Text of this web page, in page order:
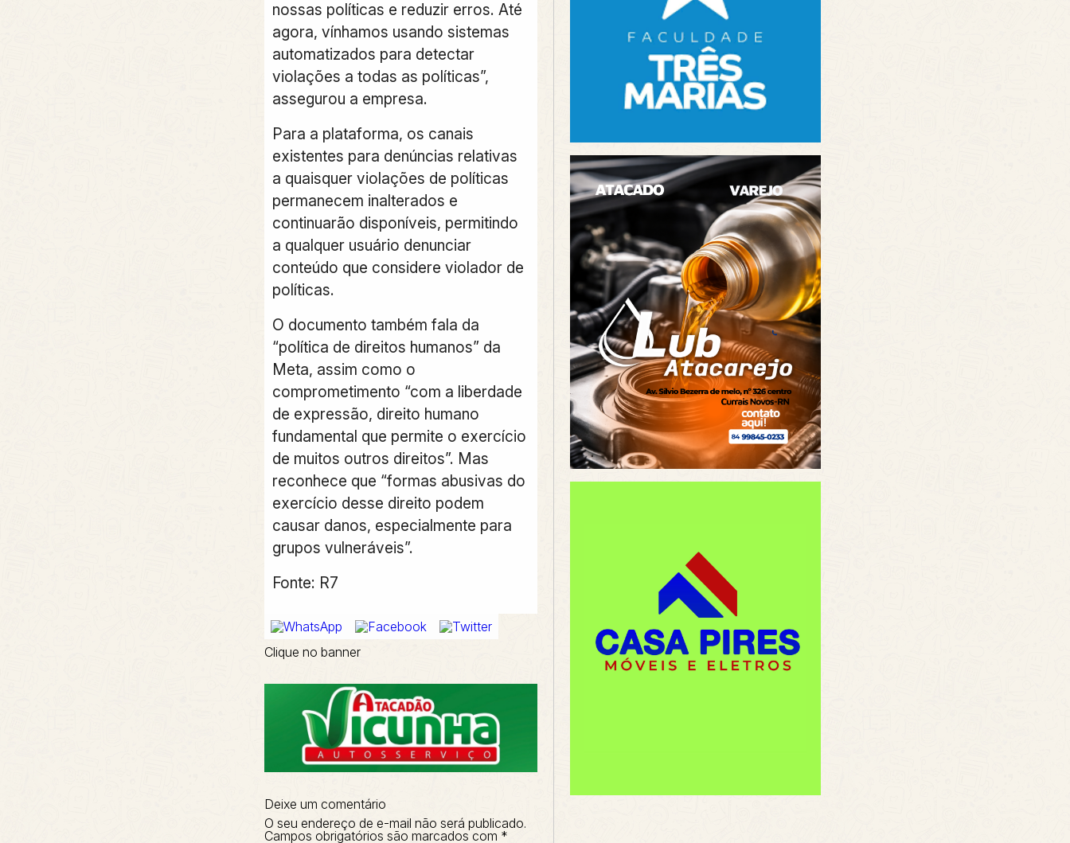
nossas políticas e reduzir erros. Até
agora, vínhamos usando sistemas
automatizados para detectar
violações a todas as políticas”,
assegurou a empresa.
Para a plataforma, os canais
existentes para denúncias relativas
a quaisquer violações de políticas
permanecem inalterados e
continuarão disponíveis, permitindo
a qualquer usuário denunciar
conteúdo que considere violador de
políticas.
O documento também fala da
“política de direitos humanos” da
Meta, assim como o
comprometimento “com a liberdade
de expressão, direito humano
fundamental que permite o exercício
de muitos outros direitos”. Mas
reconhece que “formas abusivas do
exercício desse direito podem
causar danos, especialmente para
grupos vulneráveis”.
Fonte: R7
Clique no banner
Deixe um comentário
O seu endereço de e-mail não será publicado.
Campos obrigatórios são marcados com *